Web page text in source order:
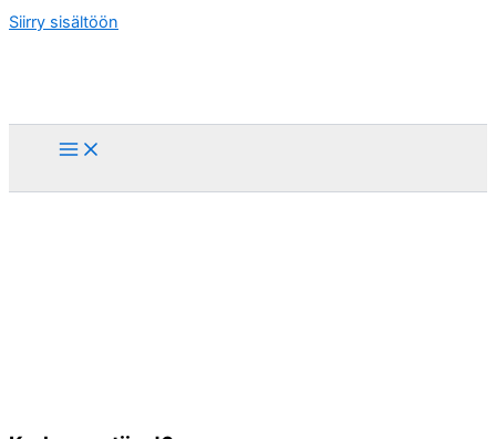
Siirry sisältöön